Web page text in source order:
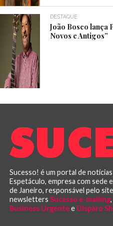
DESTAQUE
João Bosco lança
Novos e Antigos”
Sucesso! é um portal de
Espetáculo, empresa com sede
de Janeiro, responsável pelo site
newsletters Sucesso e-mailing,
Business Urgentee Disparo